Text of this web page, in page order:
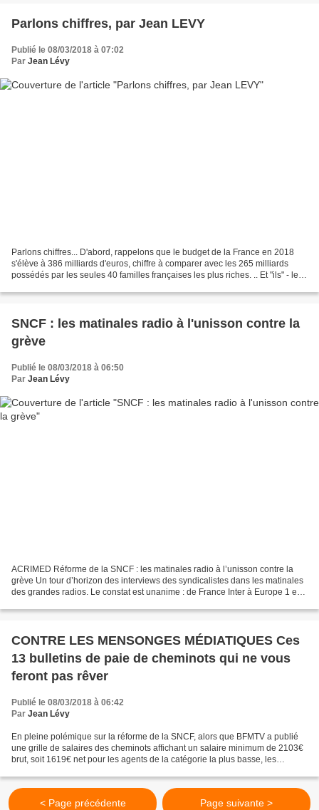
Parlons chiffres, par Jean LEVY
Publié le 08/03/2018 à 07:02
Par Jean Lévy
Parlons chiffres... D'abord, rappelons que le budget de la France en 2018
s'élève à 386 milliards d'euros, chiffre à comparer avec les 265 milliards
possédés par les seules 40 familles françaises les plus riches. .. Et "ils" - les
SNCF : les matinales radio à l'unisson contre la
grève
Publié le 08/03/2018 à 06:50
Par Jean Lévy
ACRIMED Réforme de la SNCF : les matinales radio à l’unisson contre la
grève Un tour d’horizon des interviews des syndicalistes dans les matinales
des grandes radios. Le constat est unanime : de France Inter à Europe 1 en
CONTRE LES MENSONGES MÉDIATIQUES Ces
13 bulletins de paie de cheminots qui ne vous
feront pas rêver
Publié le 08/03/2018 à 06:42
Par Jean Lévy
En pleine polémique sur la réforme de la SNCF, alors que BFMTV a publié
une grille de salaires des cheminots affichant un salaire minimum de 2103€
brut, soit 1619€ net pour les agents de la catégorie la plus basse, les
< Page précédente Page suivante >